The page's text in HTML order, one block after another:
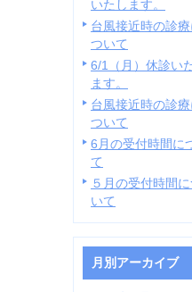
いたします。
台風接近時の診療
ついて
6/1（月）休診い
ます。
台風接近時の診療
ついて
6月の受付時間に
て
５月の受付時間に
いて
月別アーカイブ